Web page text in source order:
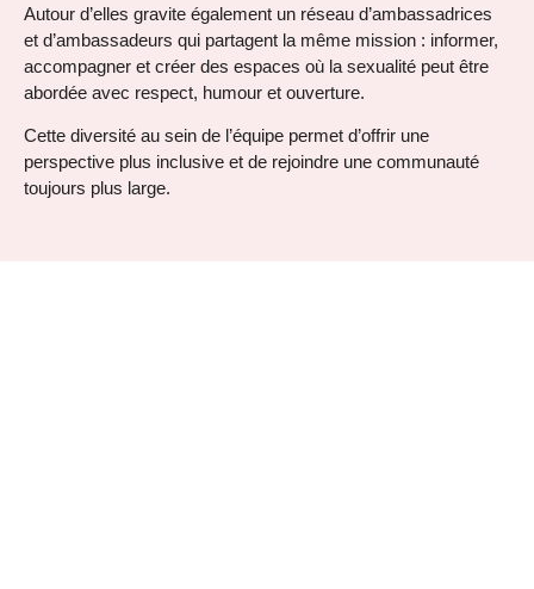
Autour d’elles gravite également un réseau d’ambassadrices
et d’ambassadeurs qui partagent la même mission : informer,
accompagner et créer des espaces où la sexualité peut être
abordée avec respect, humour et ouverture.
Cette diversité au sein de l’équipe permet d’offrir une
perspective plus inclusive et de rejoindre une communauté
toujours plus large.